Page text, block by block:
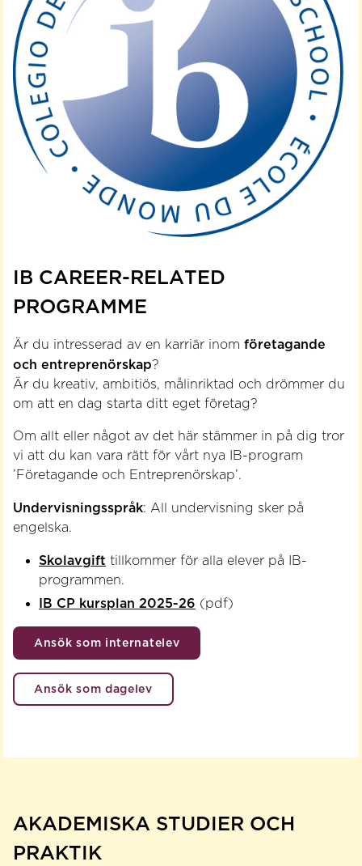
IB CAREER-RELATED
PROGRAMME
Är du intresserad av en karriär inom företagande
och entreprenörskap?
Är du kreativ, ambitiös, målinriktad och drömmer du
om att en dag starta ditt eget företag?
Om allt eller något av det här stämmer in på dig tror
vi att du kan vara rätt för vårt nya IB-program
’Företagande och Entreprenörskap’.
Undervisningsspråk: All undervisning sker på
engelska.
Skolavgift tillkommer för alla elever på IB-
programmen.
IB CP kursplan 2025-26 (pdf)
Ansök som internatelev
Ansök som dagelev
AKADEMISKA STUDIER OCH
PRAKTIK